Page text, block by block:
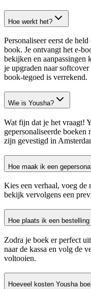
Hoe werkt het?
Personaliseer eerst de
book. Je ontvangt het e-
bekijken en aanpassingen
je upgraden naar
book-tegoed is verrekend.
Wie is Yousha?
Wat fijn dat je het vraagt!
gepersonaliseerde
zijn gevestigd in
Hoe maak ik een
Kies een verhaal, voeg de
bekijk vervolgens een
Hoe plaats ik een
Zodra je boek er perfect
naar de kassa en volg de
voltooien.
Hoeveel kosten Yousha